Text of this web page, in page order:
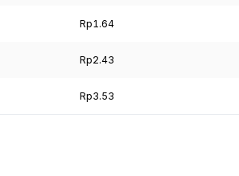
Rp1.64
Rp2.43
Rp3.53